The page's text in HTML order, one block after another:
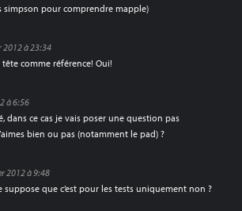
simpson pour comprendre mapple)
2012 à 23:34
comme référence! Oui!
à 6:56
dans ce cas je vais poser une question pas
bien ou pas (notamment le pad) ?
2012 à 9:48
suppose que c’est pour les tests uniquement non ?